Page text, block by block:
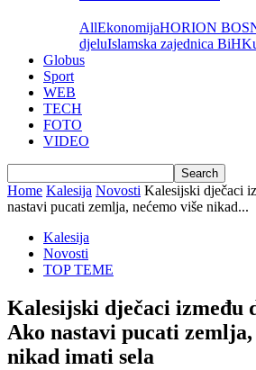
AllEkonomijaHORION
djeluIslamska zajednica BiH
Globus
Sport
WEB
TECH
FOTO
VIDEO
Home Kalesija Novosti Kalesijski dječaci
nastavi pucati zemlja, nećemo više nikad...
Kalesija
Novosti
TOP TEME
Kalesijski dječaci između
Ako nastavi pucati zemlja,
nikad imati sela